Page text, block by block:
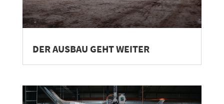
DER AUSBAU GEHT WEITER